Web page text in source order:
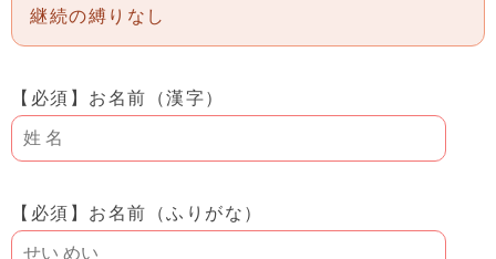
継続の縛りなし
【必須】 お名前（漢字）
【必須】 お名前（ふりがな）